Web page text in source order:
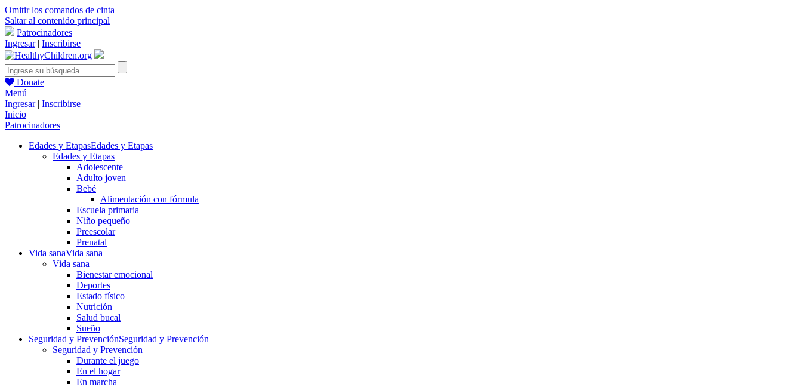
Omitir los comandos de cinta
Saltar al contenido principal
Patrocinadores
Ingresar| Inscribirse
Donate
Menú
Ingresar| Inscribirse
Inicio
Patrocinadores
Edades y EtapasEdades y Etapas
Edades y Etapas
Adolescente
Adulto joven
Bebé
Alimentación con fórmula
Escuela primaria
Niño pequeño
Preescolar
Prenatal
Vida sanaVida sana
Vida sana
Bienestar emocional
Deportes
Estado físico
Nutrición
Salud bucal
Sueño
Seguridad y PrevenciónSeguridad y Prevención
Seguridad y Prevención
Durante el juego
En el hogar
En marcha